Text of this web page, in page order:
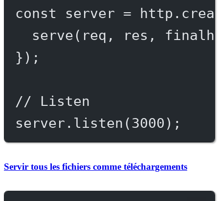
const
server = http.
serve(req, res,
});
// Listen
server. listen (3000 );
Servir tous les fichiers comme téléchargements